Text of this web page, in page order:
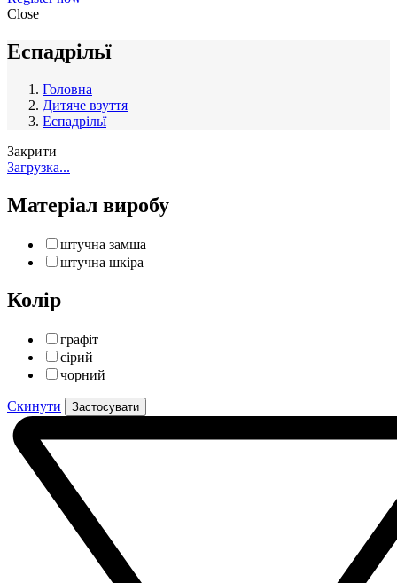
Close
Еспадрільї
Головна
Дитяче взуття
Еспадрільї
Закрити
Загрузка...
Матеріал виробу
штучна замша
штучна шкіра
Колір
графіт
сірий
чорний
Скинути Застосувати